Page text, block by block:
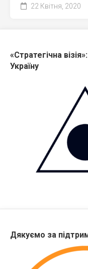
22 Квітня, 2020
«Стратегічна
Україну
Дякуємо за